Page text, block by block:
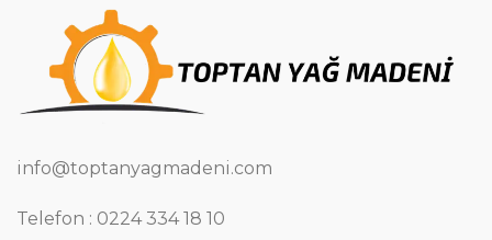
info@toptanyagmadeni.com
Telefon : 0224 334 18 10